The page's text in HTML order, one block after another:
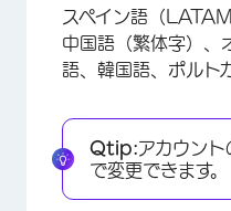
スペイン語（
中国語（繁体字）、
語、韓国語、ポルト
Qtip:アカウント
で変更できます。